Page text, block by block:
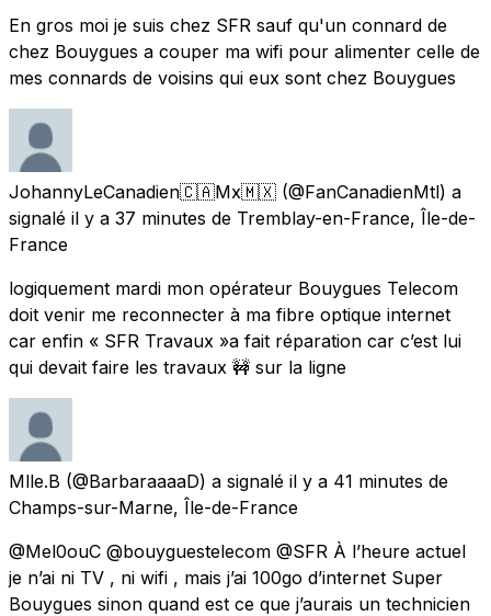
En gros moi je suis chez SFR sauf qu'un connard de
chez Bouygues a couper ma wifi pour alimenter celle de
mes connards de voisins qui eux sont chez Bouygues
JohannyLeCanadien🇨🇦Mx🇲🇽 (@FanCanadienMtl) a
signalé il y a 37 minutes de Tremblay-en-France, Île-de-
France
logiquement mardi mon opérateur Bouygues Telecom
doit venir me reconnecter à ma fibre optique internet
car enfin « SFR Travaux »a fait réparation car c’est lui
qui devait faire les travaux 🚧 sur la ligne
Mlle.B (@BarbaraaaaD) a signalé il y a 41 minutes de
Champs-sur-Marne, Île-de-France
@Mel0ouC @bouyguestelecom @SFR À l’heure actuel
je n’ai ni TV , ni wifi , mais j’ai 100go d’internet Super
Bouygues sinon quand est ce que j’aurais un technicien